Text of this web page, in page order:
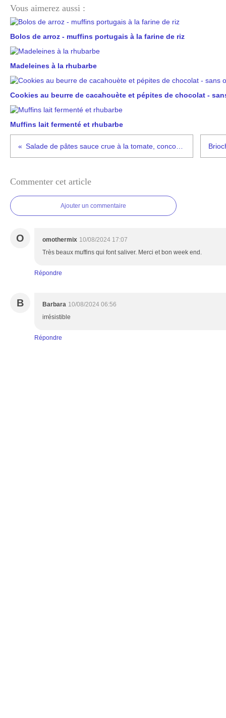
Vous aimerez aussi :
Bolos de arroz - muffins portugais à la farine de riz
Madeleines à la rhubarbe
Cookies au beurre de cacahouète et pépites de chocolat -
Muffins lait fermenté et rhubarbe
Commenter cet article
Ajouter un commentaire
O omothermix 10/08/2024 17:07
Très beaux muffins qui font saliver. Merci et bon week end.
Répondre
B Barbara 10/08/2024 06:56
irrésistible
Répondre